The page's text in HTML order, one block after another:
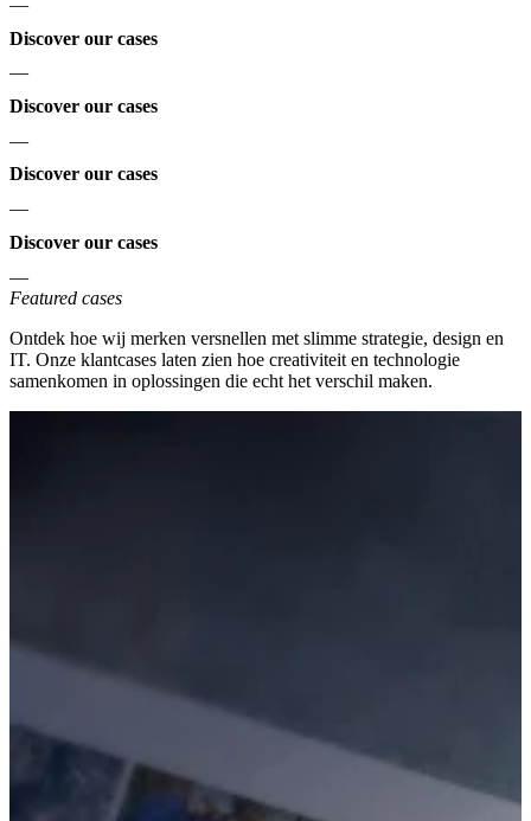
Discover our cases
—
Discover our cases
—
Discover our cases
—
Discover our cases
—
Featured cases
Ontdek hoe wij merken versnellen met slimme strategie, design en
IT. Onze klantcases laten zien hoe creativiteit en technologie
samenkomen in oplossingen die echt het verschil maken.